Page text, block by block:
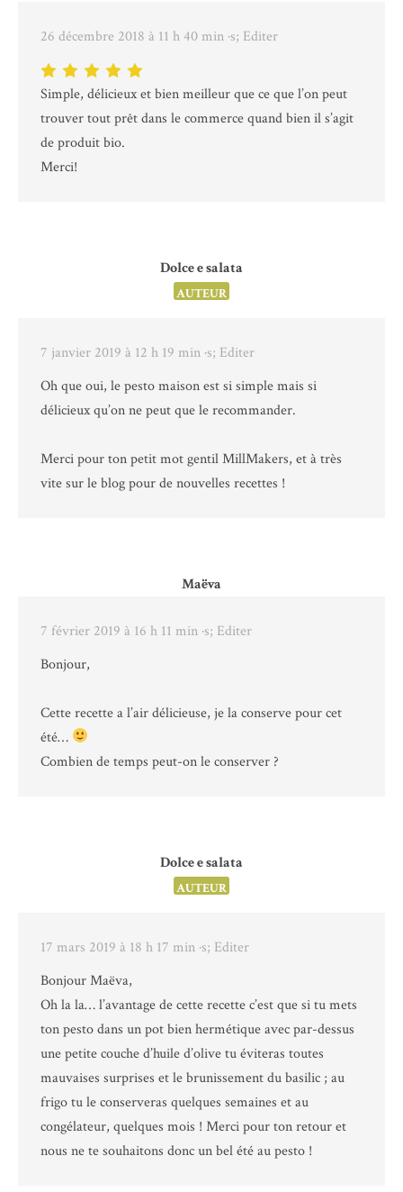
26 décembre 2018 à 11 h 40 min ·s; Editer
Simple, délicieux et bien meilleur que ce que l’on peut
trouver tout prêt dans le commerce quand bien il s’agit
de produit bio.
Merci!
Dolce e salata
AUTEUR
7 janvier 2019 à 12 h 19 min ·s; Editer
Oh que oui, le pesto maison est si simple mais si
délicieux qu’on ne peut que le recommander.
Merci pour ton petit mot gentil MillMakers, et à très
vite sur le blog pour de nouvelles recettes !
Maëva
7 février 2019 à 16 h 11 min ·s; Editer
Bonjour,
Cette recette a l’air délicieuse, je la conserve pour cet
été…
Combien de temps peut-on le conserver ?
Dolce e salata
AUTEUR
17 mars 2019 à 18 h 17 min ·s; Editer
Bonjour Maëva,
Oh la la… l’avantage de cette recette c’est que si tu mets
ton pesto dans un pot bien hermétique avec par-dessus
une petite couche d’huile d’olive tu éviteras toutes
mauvaises surprises et le brunissement du basilic ; au
frigo tu le conserveras quelques semaines et au
congélateur, quelques mois ! Merci pour ton retour et
nous ne te souhaitons donc un bel été au pesto !